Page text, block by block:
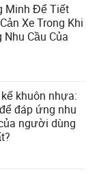
Minh Để Tiết
Xe Trong Khi
Cầu Của
khuôn nhựa:
đáp ứng nhu
người dùng